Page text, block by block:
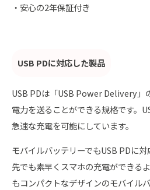
・安心の2年保証付き
USB PDに対応した製品
USB PDは「USB Power Delivery」
電力を送ることができる規格です。
急速な充電を可能にしています。
モバイルバッテリーでもUSB PDに
先でも素早くスマホの充電ができる
もコンパクトなデザインのモバイル